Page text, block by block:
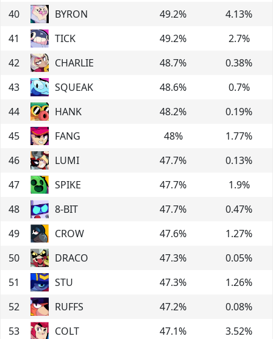
40
BYRON 49.2% 4.13%
41
TICK 49.2% 2.7%
42
CHARLIE 48.7% 0.38%
43
SQUEAK 48.6% 0.7%
44
HANK 48.2% 0.19%
45
FANG 48% 1.77%
46
LUMI 47.7% 0.13%
47
SPIKE 47.7% 1.9%
48
8-BIT 47.7% 0.47%
49
CROW 47.6% 1.27%
50
DRACO 47.3% 0.05%
51
STU 47.3% 1.26%
52
RUFFS 47.2% 0.08%
53
COLT 47.1% 3.52%